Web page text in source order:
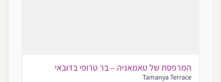
המרפסת של טאמאניה – בר טרופי בדובאי
Tamanya Terrace